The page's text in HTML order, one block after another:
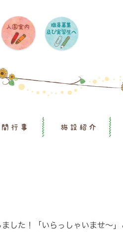
間行事 施設紹介
した！「いらっしゃいませ～」